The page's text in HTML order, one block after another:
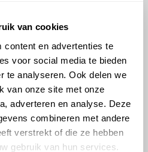
van cookies
content en advertenties te
voor social media te bieden
te analyseren. Ook delen we
van onze site met onze
adverteren en analyse. Deze
combineren met andere
verstrekt of die ze hebben
gebruik van hun services.
A5, S5, RS 5
van de Audi A5,
is productadvies